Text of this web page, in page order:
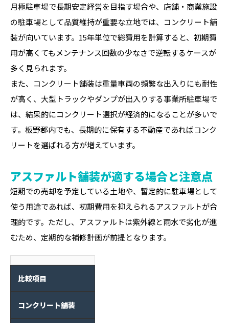
月極駐車場で長期安定経営を目指す場合や、店舗・商業施設
の駐車場として品質維持が重要な立地では、コンクリート舗
装が向いています。15年単位で総費用を計算すると、初期費
用が高くてもメンテナンス回数の少なさで逆転するケースが
多く見られます。
また、コンクリート舗装は重量車両の頻繁な出入りにも耐性
が高く、大型トラックやダンプが出入りする事業所駐車場で
は、結果的にコンクリート選択が経済的になることが多いで
す。板野郡内でも、長期的に保有する不動産であればコンク
リートを選ばれる方が増えています。
アスファルト舗装が適する場合と注意点
短期での売却を予定している土地や、暫定的に駐車場として
使う用途であれば、初期費用を抑えられるアスファルトが合
理的です。ただし、アスファルトは紫外線と雨水で劣化が進
むため、定期的な補修計画が前提となります。
比較項目
コンクリート舗装